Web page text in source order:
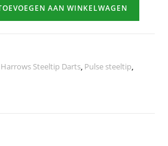
AAN WINKELWAGEN
Harrows Steeltip Darts, Pulse steeltip,